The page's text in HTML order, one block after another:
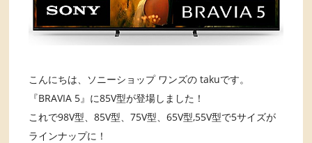
こんにちは、ソニーショップ ワンズの takuです。
『BRAVIA 5』に85V型が登場しました！
これで98V型、85V型、75V型、65V型,55V型で5サイズが
ラインナップに！